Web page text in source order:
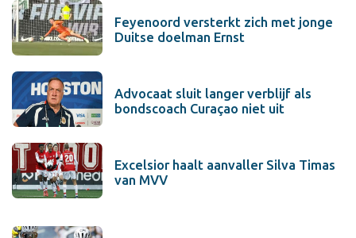
Feyenoord versterkt zich met jonge
Duitse doelman Ernst
Advocaat sluit langer verblijf als
bondscoach Curaçao niet uit
Excelsior haalt aanvaller Silva Timas
van MVV